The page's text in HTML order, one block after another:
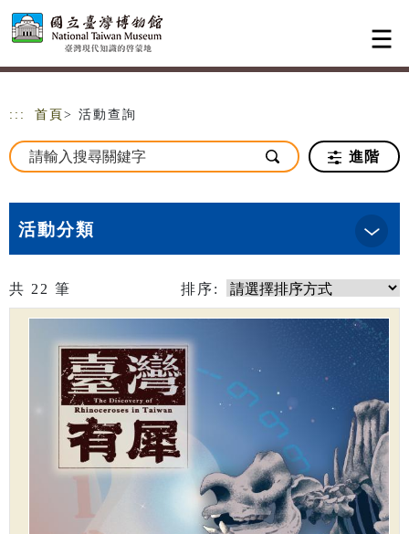
跳到主要內容
網站導覽
::: 首頁 > 活動查詢
進階
活動分類
共 22 筆 排序: